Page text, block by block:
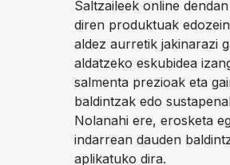
Saltzaileek online
diren produktuak
aldez aurretik jakinarazi
aldatzeko eskubidea
salmenta prezioak eta
baldintzak edo
Nolanahi ere, erosketa
indarrean dauden
aplikatuko dira.